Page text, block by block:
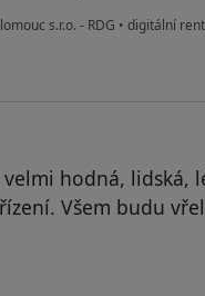
s.r.o. - RDG • digitální
hodná, lidská,
Všem budu
Váš účet byl odstraněn